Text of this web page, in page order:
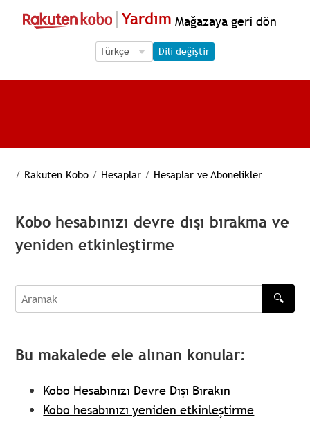
Yardım Mağazaya geri dön
Language Selection
Language Selection
Dili değiştir
/ Rakuten Kobo / Hesaplar / Hesaplar ve Abonelikler
Kobo hesabınızı devre dışı bırakma ve
yeniden etkinleştirme
Aramak
🔍
Bu makalede ele alınan konular:
Kobo Hesabınızı Devre Dışı Bırakın
Kobo hesabınızı yeniden etkinleştirme